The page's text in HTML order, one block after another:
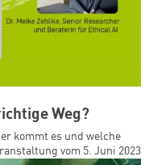
Weg?
kommt es und welche
vom 5. Juni 2023